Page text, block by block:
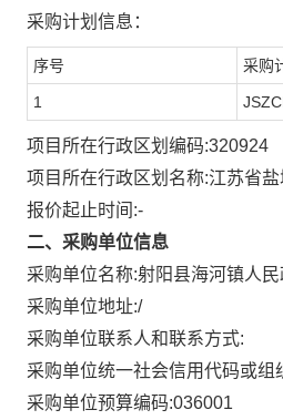
采购计划信息：
序号 采购
1
项目所在行政区划编码:320924
项目所在行政区划名称:江苏省
报价起止时间:-
二、采购单位信息
采购单位名称:射阳县海河镇人
采购单位地址:/
采购单位联系人和联系方式:
采购单位统一社会信用代码或组
采购单位预算编码:036001